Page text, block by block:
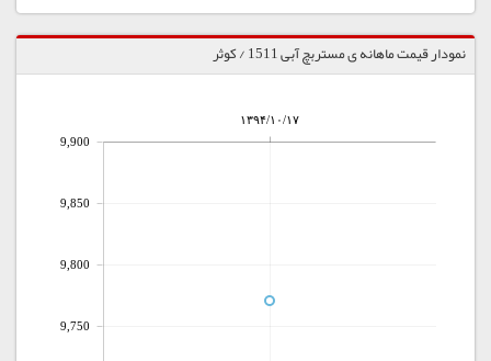
نمودار قیمت ماهانه ی مستربچ آبی 1511 / کوثر
۱۳۹۴/۱۰/۱۷
9,750
9,800
9,850
9,900